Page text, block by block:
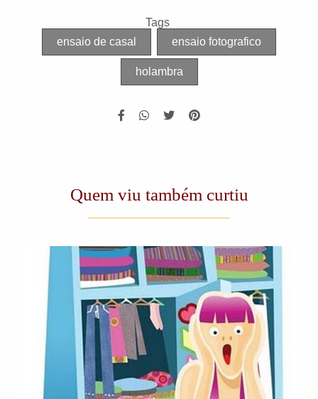
Tags
ensaio de casal
ensaio fotografico
holambra
Quem viu também curtiu